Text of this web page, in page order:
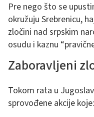
Pre nego što se
okružuju Srebrenicu,
zločini nad srpskim
osudu i kaznu
Zaboravljeni
Tokom rata u
sprovođene akcije koje: